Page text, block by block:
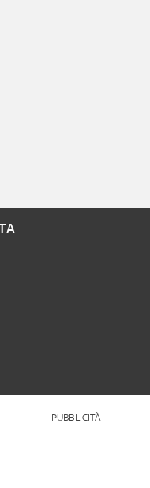
PUBBLICITÀ